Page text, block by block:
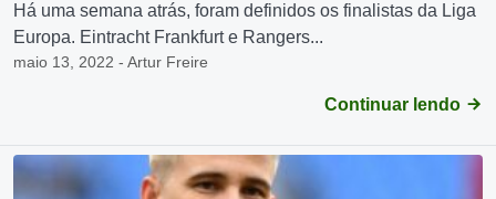
Há uma semana atrás, foram definidos os finalistas da Liga
Europa. Eintracht Frankfurt e Rangers...
maio 13, 2022 - Artur Freire
Continuar lendo